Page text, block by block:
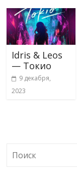
Idris & Leos
— Токио
9 декабря,
2023